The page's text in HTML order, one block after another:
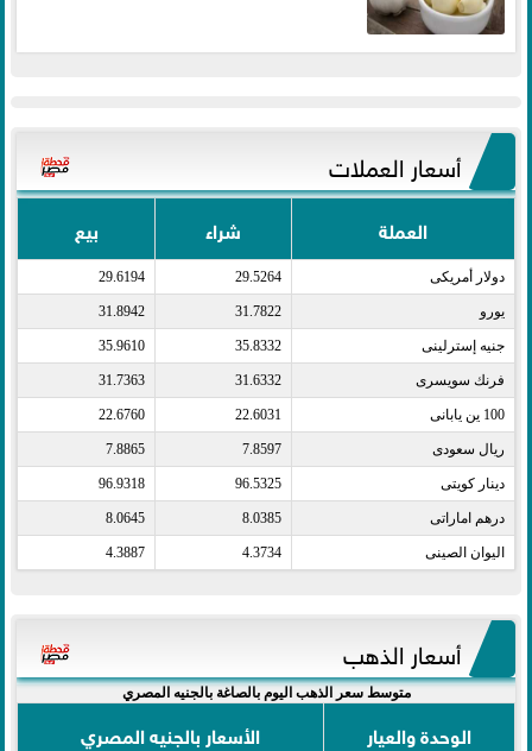
أسعار العملات
العملة شراء بيع
دولار أمريكى​ 29.5264
29.6194
يورو​ 31.7822
31.8942
جنيه إسترلينى​ 35.8332
35.9610
فرنك سويسرى​ 31.6332
31.7363
100 ين يابانى​ 22.6031
22.6760
ريال سعودى​ 7.8597
7.8865
دينار كويتى​ 96.5325
96.9318
درهم اماراتى​ 8.0385
8.0645
اليوان الصينى​ 4.3734
4.3887
أسعار الذهب
متوسط سعر الذهب اليوم بالصاغة بالجنيه المصري
الوحدة والعيار
الأسعار بالجنيه المصري